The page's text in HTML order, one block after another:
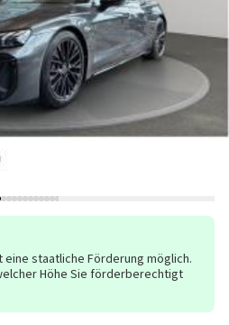
staatliche Förderung möglich.
Höhe Sie förderberechtigt